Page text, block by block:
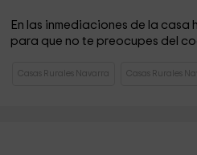
En las inmediaciones de la casa
para que no te preocupes del
Casas Rurales Navarra Casas Rurales